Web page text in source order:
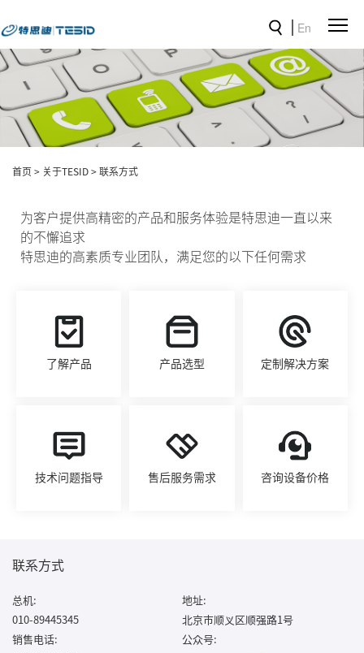
En
首页 > 关于TESID > 联系方式
为客户提供高精密的产品和服务体验是特思迪一直以来
的不懈追求
特思迪的高素质专业团队，满足您的以下任何需求
了解产品 产品选型 定制解决方案
技术问题指导 售后服务需求 咨询设备价格
联系方式
总机:
010-89445345
销售电话:
地址:
北京市顺义区顺强路1号
公众号: